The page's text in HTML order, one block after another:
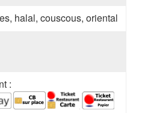
halal, couscous, oriental
: